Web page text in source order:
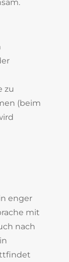
zu
(beim
enger
mit
nach